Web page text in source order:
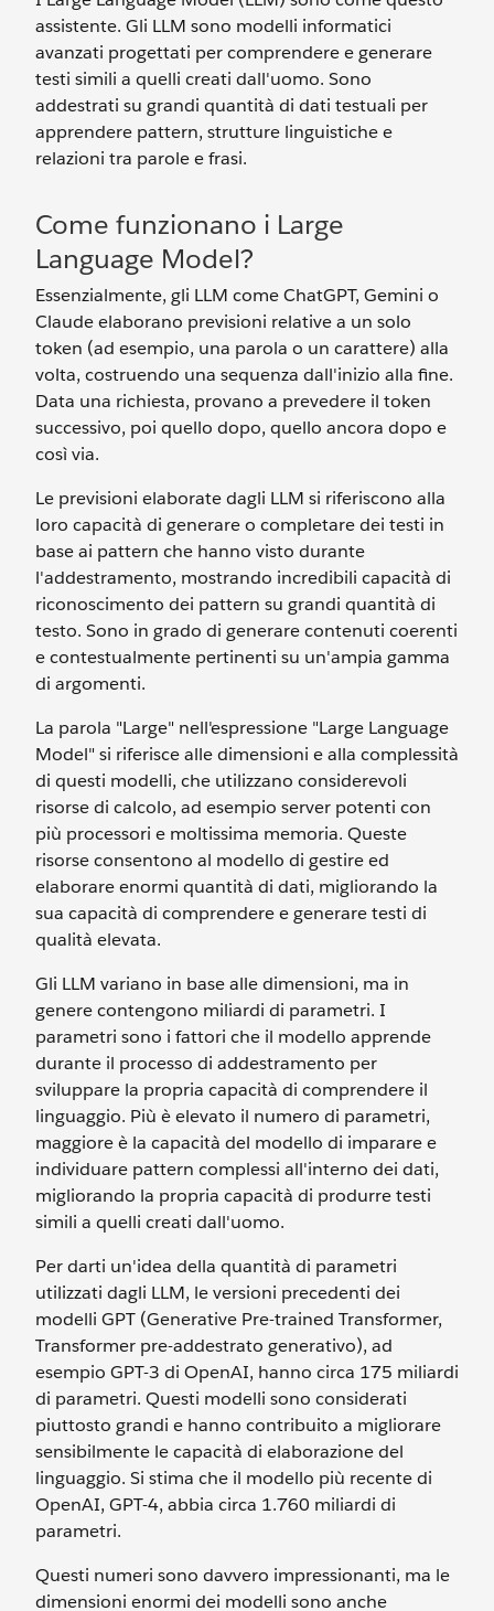
assistente. Gli LLM sono modelli informatici
avanzati progettati per comprendere e generare
testi simili a quelli creati dall'uomo. Sono
addestrati su grandi quantità di dati testuali per
apprendere pattern, strutture linguistiche e
relazioni tra parole e frasi.
Come funzionano i Large
Language Model?
Essenzialmente, gli LLM come ChatGPT, Gemini o
Claude elaborano previsioni relative a un solo
token (ad esempio, una parola o un carattere) alla
volta, costruendo una sequenza dall'inizio alla fine.
Data una richiesta, provano a prevedere il token
successivo, poi quello dopo, quello ancora dopo e
così via.
Le previsioni elaborate dagli LLM si riferiscono alla
loro capacità di generare o completare dei testi in
base ai pattern che hanno visto durante
l'addestramento, mostrando incredibili capacità di
riconoscimento dei pattern su grandi quantità di
testo. Sono in grado di generare contenuti coerenti
e contestualmente pertinenti su un'ampia gamma
di argomenti.
La parola "Large" nell'espressione "Large Language
Model" si riferisce alle dimensioni e alla complessità
di questi modelli, che utilizzano considerevoli
risorse di calcolo, ad esempio server potenti con
più processori e moltissima memoria. Queste
risorse consentono al modello di gestire ed
elaborare enormi quantità di dati, migliorando la
sua capacità di comprendere e generare testi di
qualità elevata.
Gli LLM variano in base alle dimensioni, ma in
genere contengono miliardi di parametri. I
parametri sono i fattori che il modello apprende
durante il processo di addestramento per
sviluppare la propria capacità di comprendere il
linguaggio. Più è elevato il numero di parametri,
maggiore è la capacità del modello di imparare e
individuare pattern complessi all'interno dei dati,
migliorando la propria capacità di produrre testi
simili a quelli creati dall'uomo.
Per darti un'idea della quantità di parametri
utilizzati dagli LLM, le versioni precedenti dei
modelli GPT (Generative Pre-trained Transformer,
Transformer pre-addestrato generativo), ad
esempio GPT-3 di OpenAI, hanno circa 175 miliardi
di parametri. Questi modelli sono considerati
piuttosto grandi e hanno contribuito a migliorare
sensibilmente le capacità di elaborazione del
linguaggio. Si stima che il modello più recente di
OpenAI, GPT-4, abbia circa 1.760 miliardi di
parametri.
Questi numeri sono davvero impressionanti, ma le
dimensioni enormi dei modelli sono anche